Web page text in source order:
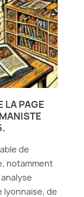
LA PAGE
de
notamment
lyonnaise, de